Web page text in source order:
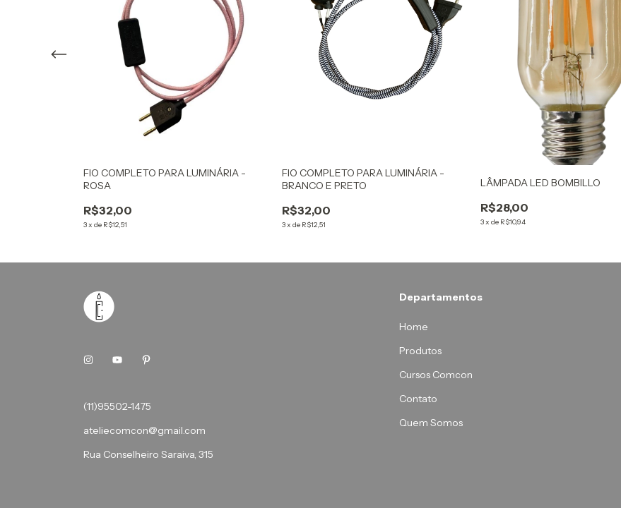
FIO COMPLETO PARA LUMINÁRIA -
ROSA
R$32,00
3x de R$12,51
FIO COMPLETO PARA LUMINÁRIA -
BRANCO E PRETO
R$32,00
3x de R$12,51
LÂMPADA LED BOMBILLO
R$28,00
3x de R$10,94
(11)95502-1475
ateliecomcon@gmail.com
Rua Conselheiro Saraiva, 315
Departamentos
Home
Produtos
Cursos Comcon
Contato
Quem Somos